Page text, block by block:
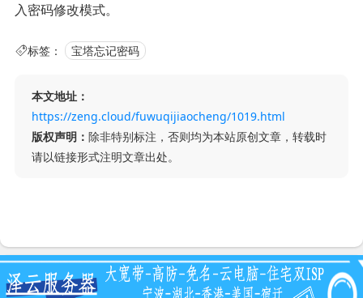
入密码修改模式。
标签： 宝塔忘记密码
本文地址：
https://zeng.cloud/fuwuqijiaocheng/1019.html
版权声明： 除非特别标注，否则均为本站原创文章，转载时
请以链接形式注明文章出处。